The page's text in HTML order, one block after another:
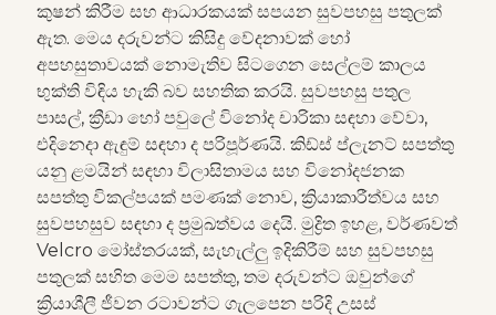
කුෂන් කිරීම සහ ආධාරකයක් සපයන සුවපහසු පතුලක්
ඇත. මෙය දරුවන්ට කිසිදු වේදනාවක් හෝ
අපහසුතාවයක් නොමැතිව සිටගෙන සෙල්ලම් කාලය
භුක්ති විඳිය හැකි බව සහතික කරයි. සුවපහසු පතුල
පාසල්, ක්‍රීඩා හෝ පවුලේ විනෝද චාරිකා සඳහා වේවා,
එදිනෙදා ඇඳුම් සඳහා ද පරිපූර්ණයි. කිඩ්ස් ප්ලැනට් සපත්තු
යනු ළමයින් සඳහා විලාසිතාමය සහ විනෝදජනක
සපත්තු විකල්පයක් පමණක් නොව, ක්‍රියාකාරීත්වය සහ
සුවපහසුව සඳහා ද ප්‍රමුඛත්වය දෙයි. මුද්‍රිත ඉහළ, වර්ණවත්
Velcro මෝස්තරයක්, සැහැල්ලු ඉදිකිරීම් සහ සුවපහසු
පතුලක් සහිත මෙම සපත්තු, තම දරුවන්ට ඔවුන්ගේ
ක්‍රියාශීලී ජීවන රටාවන්ට ගැලපෙන පරිදි උසස්